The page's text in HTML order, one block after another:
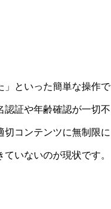
」といった簡単な操作で
認証や年齢確認が一切不
コンテンツに無制限に
いないのが現状です。